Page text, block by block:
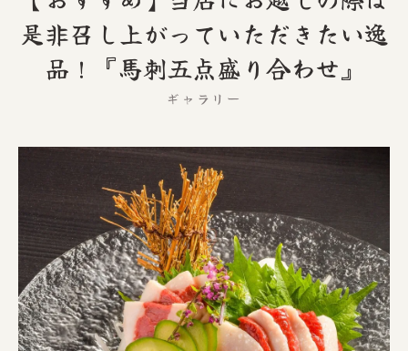
ギャラリー
是非召し上がっていただきたい逸
品！『馬刺五点盛り合わせ』